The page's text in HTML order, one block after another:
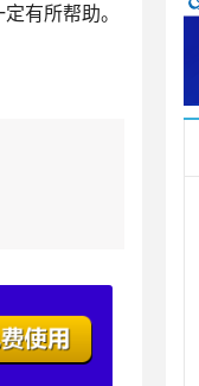
有所帮助。